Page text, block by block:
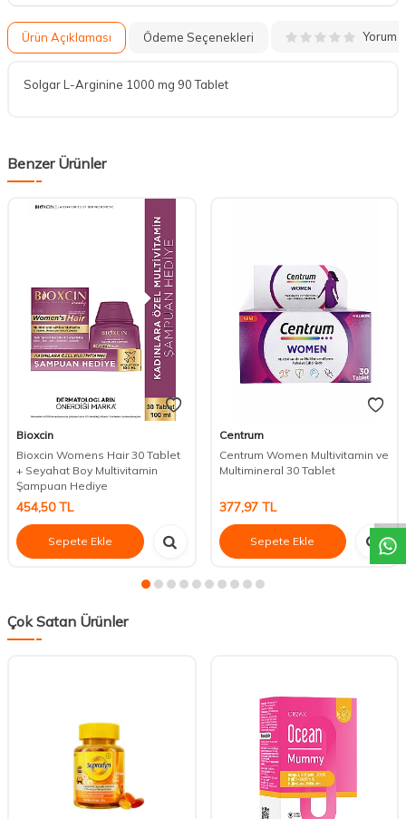
Ürün Açıklaması Ödeme Seçenekleri Yorum
Solgar L-Arginine 1000 mg 90 Tablet
Benzer Ürünler
Bioxcin
Bioxcin Womens Hair 30 Tablet
+ Seyahat Boy Multivitamin
Şampuan Hediye
454,50TL
Sepete Ekle
Centrum
Centrum Women Multivitamin ve
Multimineral 30 Tablet
377,97TL
Sepete Ekle
Çok Satan Ürünler